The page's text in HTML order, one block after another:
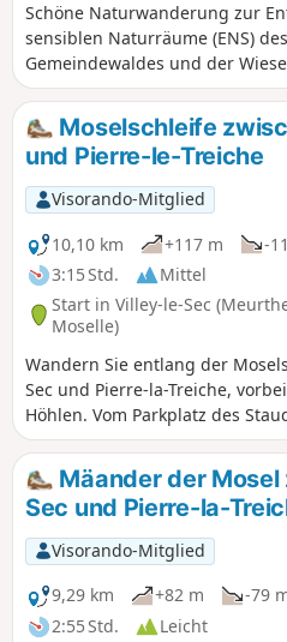
Schöne Naturwanderung zur
sensiblen Naturräume (ENS) des
Gemeindewaldes und der
Saint-Étienne mit ihrer lokalen
Diese Route bietet einen
zum Fort du Vieux Canton und
militärischen
Verteidigungssystems Séré de
1914).
Moselschleife
und Pierre-le-Treiche
Visorando-Mitglied
10,10 km
+117 m
-
3:15 Std.
Mittel
Start in Villey-le-Sec
Moselle)
Wandern Sie entlang der
Sec und Pierre-la-Treiche,
Höhlen. Vom Parkplatz des
wandern Sie durch die Wälder
la-Treiche, um die militärischen
und kehren dann entlang der
Eisenbahnstrecke und der
besichtigen.
Mäander der
Sec und Pierre-la-
Visorando-Mitglied
9,29 km
+82 m
-79
2:55 Std.
Leicht